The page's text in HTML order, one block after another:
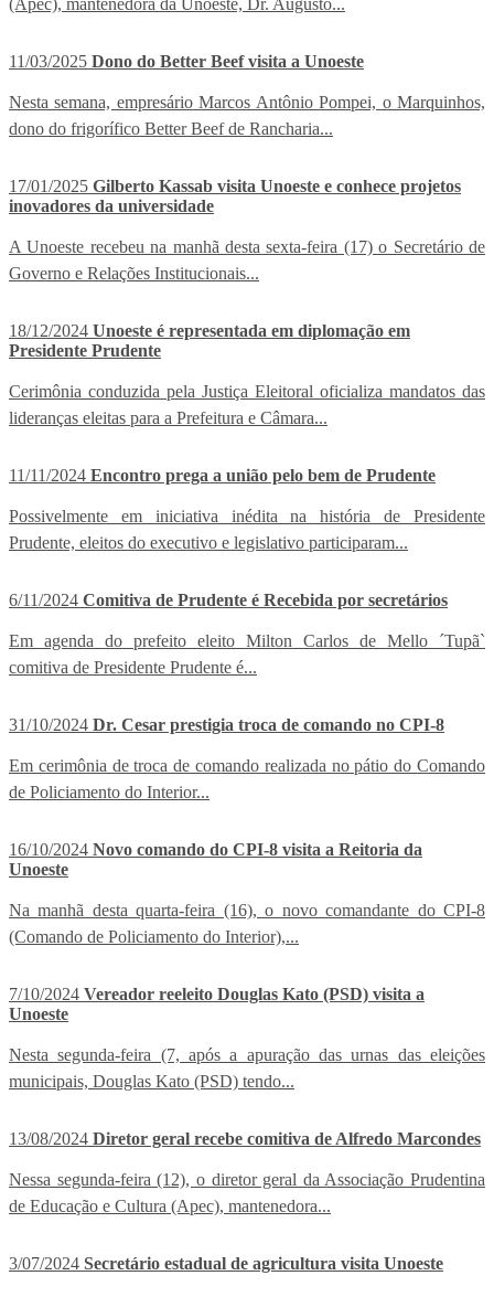
(Apec), mantenedora da Unoeste, Dr. Augusto...
11/03/2025 Dono do Better Beef visita a Unoeste
Nesta semana, empresário Marcos Antônio Pompei, o Marquinhos,
dono do frigorífico Better Beef de Rancharia...
17/01/2025 Gilberto Kassab visita Unoeste e conhece projetos
inovadores da universidade
A Unoeste recebeu na manhã desta sexta-feira (17) o Secretário de
Governo e Relações Institucionais...
18/12/2024 Unoeste é representada em diplomação em
Presidente Prudente
Cerimônia conduzida pela Justiça Eleitoral oficializa mandatos das
lideranças eleitas para a Prefeitura e Câmara...
11/11/2024 Encontro prega a união pelo bem de Prudente
Possivelmente em iniciativa inédita na história de Presidente
Prudente, eleitos do executivo e legislativo participaram...
6/11/2024 Comitiva de Prudente é Recebida por secretários
Em agenda do prefeito eleito Milton Carlos de Mello ´Tupã`
comitiva de Presidente Prudente é...
31/10/2024 Dr. Cesar prestigia troca de comando no CPI-8
Em cerimônia de troca de comando realizada no pátio do Comando
de Policiamento do Interior...
16/10/2024 Novo comando do CPI-8 visita a Reitoria da
Unoeste
Na manhã desta quarta-feira (16), o novo comandante do CPI-8
(Comando de Policiamento do Interior),...
7/10/2024 Vereador reeleito Douglas Kato (PSD) visita a
Unoeste
Nesta segunda-feira (7, após a apuração das urnas das eleições
municipais, Douglas Kato (PSD) tendo...
13/08/2024 Diretor geral recebe comitiva de Alfredo Marcondes
Nessa segunda-feira (12), o diretor geral da Associação Prudentina
de Educação e Cultura (Apec), mantenedora...
3/07/2024 Secretário estadual de agricultura visita Unoeste